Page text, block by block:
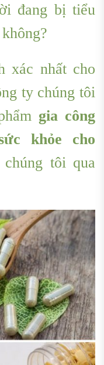
đang bị tiểu
xác nhất cho
ty chúng tôi
gia công
khỏe cho
chúng tôi qua